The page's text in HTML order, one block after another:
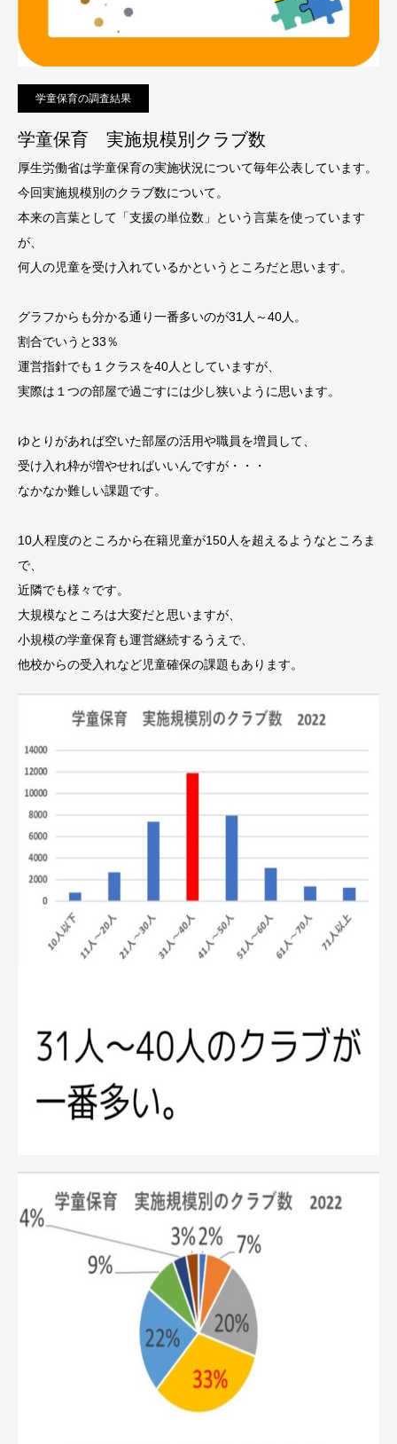
学童保育の調査結果
学童保育 実施規模別クラブ数
厚生労働省は学童保育の実施状況について毎年公表しています。
今回実施規模別のクラブ数について。
本来の言葉として「支援の単位数」という言葉を使っています
が、
何人の児童を受け入れているかというところだと思います。
グラフからも分かる通り一番多いのが31人～40人。
割合でいうと33％
運営指針でも１クラスを40人としていますが、
実際は１つの部屋で過ごすには少し狭いように思います。
ゆとりがあれば空いた部屋の活用や職員を増員して、
受け入れ枠が増やせればいいんですが・・・
なかなか難しい課題です。
10人程度のところから在籍児童が150人を超えるようなところま
で、
近隣でも様々です。
大規模なところは大変だと思いますが、
小規模の学童保育も運営継続するうえで、
他校からの受入れなど児童確保の課題もあります。